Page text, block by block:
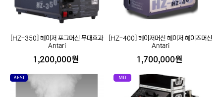
[HZ-350] 헤이저 포그머신 무대효과
Antari
1,200,000원
[HZ-400] 헤이저머신 헤이저 헤이즈머신
Antari
1,700,000원
BEST MD